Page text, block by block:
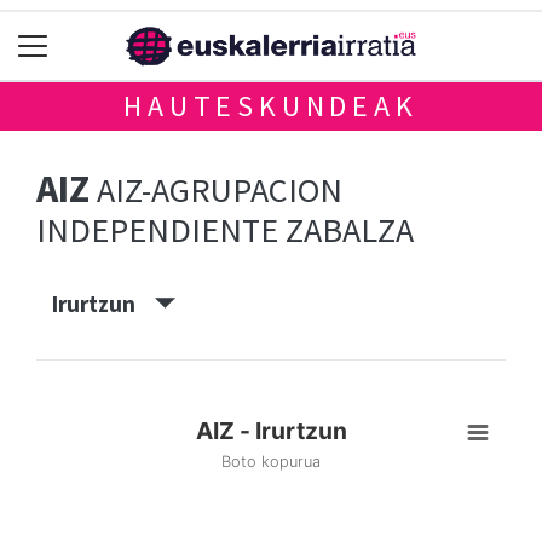
HAUTESKUNDEAK
AIZAIZ-AGRUPACION
INDEPENDIENTE ZABALZA
Irurtzun
AIZ - Irurtzun
Boto kopurua